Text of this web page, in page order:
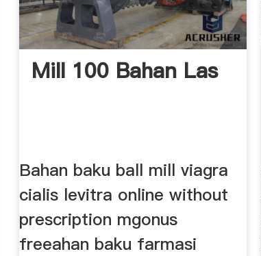
Mill 100 Bahan Las
Bahan baku ball mill viagra
cialis levitra online without
prescription mgonus
freeahan baku farmasi